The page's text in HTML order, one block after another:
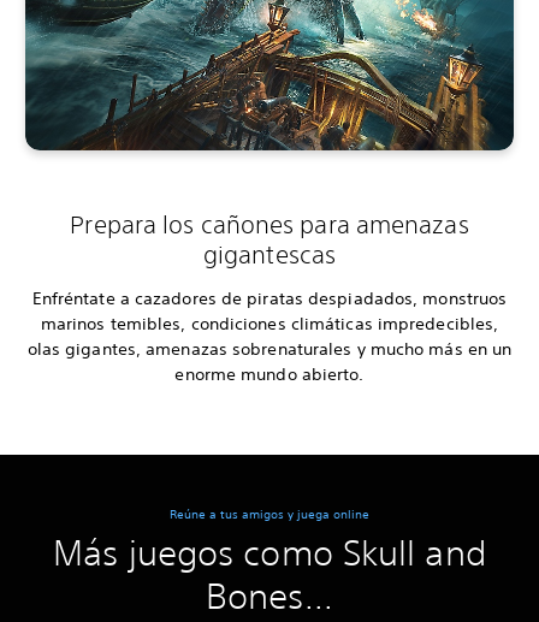
Prepara los cañones para amenazas
gigantescas
Enfréntate a cazadores de piratas despiadados, monstruos
marinos temibles, condiciones climáticas impredecibles,
olas gigantes, amenazas sobrenaturales y mucho más en un
enorme mundo abierto.
Reúne a tus amigos y juega online
Más juegos como Skull and
Bones...